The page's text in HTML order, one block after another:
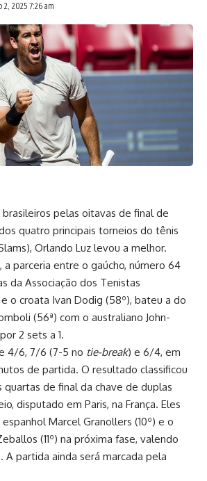
2025 7:26 am
pelas oitavas de final de
quatro principais torneios do tênis
Orlando Luz levou a melhor.
a parceria entre o gaúcho, número 64
da Associação dos Tenistas
e o croata Ivan Dodig (58º), bateu a do
(56ª) com o australiano John-
2 sets a 1.
4/6, 7/6 (7-5 no tie-break) e 6/4, em
de partida. O resultado classificou
quartas de final da chave de duplas
disputado em Paris, na França. Eles
Marcel Granollers (10º) e o
(11º) na próxima fase, valendo
A partida ainda será marcada pela